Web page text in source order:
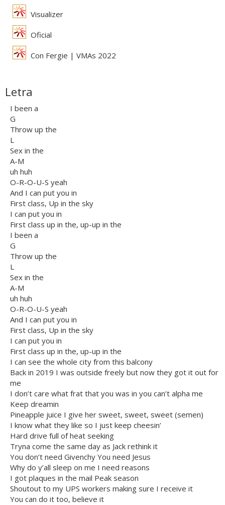
Visualizer
Oficial
Con Fergie | VMAs 2022
Letra
I been a
G
Throw up the
L
Sex in the
A-M
uh huh
O-R-O-U-S yeah
And I can put you in
First class, Up in the sky
I can put you in
First class up in the, up-up in the
I been a
G
Throw up the
L
Sex in the
A-M
uh huh
O-R-O-U-S yeah
And I can put you in
First class, Up in the sky
I can put you in
First class up in the, up-up in the
I can see the whole city from this balcony
Back in 2019 I was outside freely but now they got it out for
me
I don’t care what frat that you was in you can’t alpha me
Keep dreamin
Pineapple juice I give her sweet, sweet, sweet (semen)
I know what they like so I just keep cheesin’
Hard drive full of heat seeking
Tryna come the same day as Jack rethink it
You don’t need Givenchy You need Jesus
Why do y’all sleep on me I need reasons
I got plaques in the mail Peak season
Shoutout to my UPS workers making sure I receive it
You can do it too, believe it